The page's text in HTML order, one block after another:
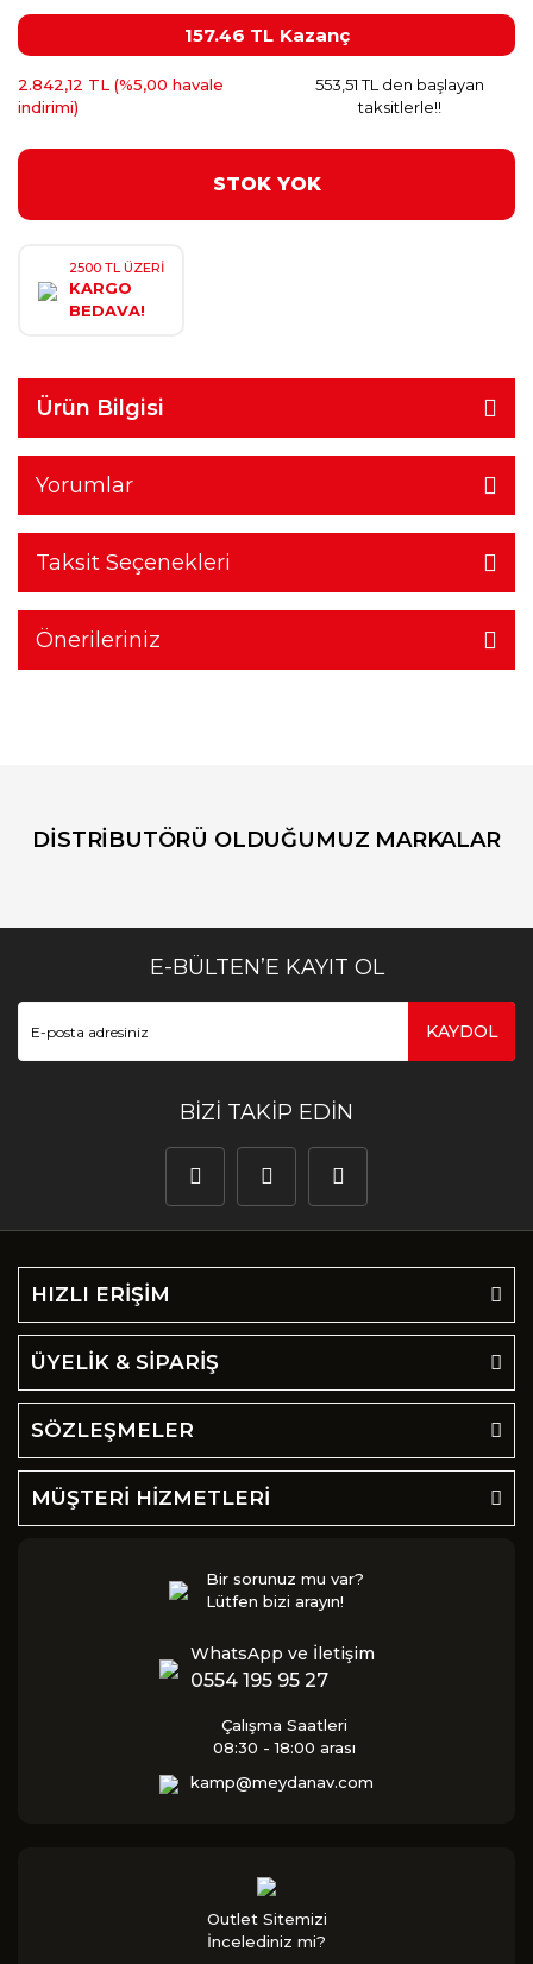
157.46 TL Kazanç
2.842,12 TL (%5,00 havale
indirimi)
553,51 TL den başlayan
taksitlerle!!
STOK YOK
2500 TL ÜZERİ
KARGO
BEDAVA!
Ürün Bilgisi
Yorumlar
Taksit Seçenekleri
Önerileriniz
DİSTRİBUTÖRÜ OLDUĞUMUZ MARKALAR
E-BÜLTEN’E KAYIT OL
KAYDOL
BİZİ TAKİP EDİN
HIZLI ERİŞİM
ÜYELİK & SİPARİŞ
SÖZLEŞMELER
MÜŞTERİ HİZMETLERİ
Bir sorunuz mu var?
Lütfen bizi arayın!
WhatsApp ve İletişim
0554 195 95 27
Çalışma Saatleri
08:30 - 18:00 arası
kamp@meydanav.com
Outlet Sitemizi
İncelediniz mi?